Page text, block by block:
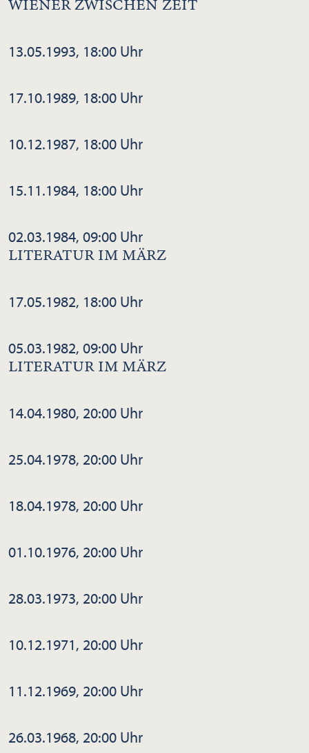
WIENER ZWISCHEN ZEIT
13.05.1993, 18:00 Uhr
17.10.1989, 18:00 Uhr
10.12.1987, 18:00 Uhr
15.11.1984, 18:00 Uhr
02.03.1984, 09:00 Uhr
LITERATUR IM MÄRZ
17.05.1982, 18:00 Uhr
05.03.1982, 09:00 Uhr
LITERATUR IM MÄRZ
14.04.1980, 20:00 Uhr
25.04.1978, 20:00 Uhr
18.04.1978, 20:00 Uhr
01.10.1976, 20:00 Uhr
28.03.1973, 20:00 Uhr
10.12.1971, 20:00 Uhr
11.12.1969, 20:00 Uhr
26.03.1968, 20:00 Uhr